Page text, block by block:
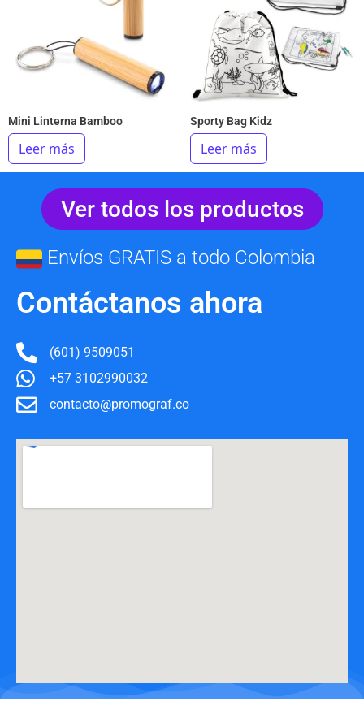
Mini Linterna Bamboo
Leer más
Sporty Bag Kidz
Leer más
Ver todos los productos
Envíos GRATIS a todo Colombia
Contáctanos ahora
(601) 9509051
+57 3102990032
contacto@promograf.co